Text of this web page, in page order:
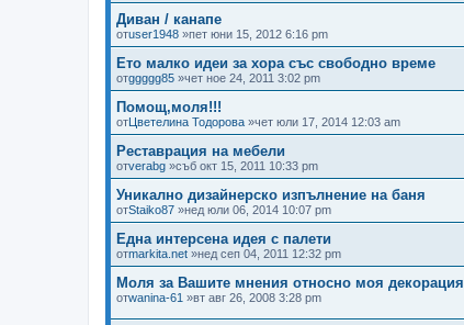
Диван / канапе
отuser1948 »пет юни 15, 2012 6:16 pm
Ето малко идеи за хора със свободно време
отggggg85 »чет ное 24, 2011 3:02 pm
Помощ,моля!!!
отЦветелина Тодорова »чет юли 17, 2014 12:03 am
Реставрация на мебели
отverabg »съб окт 15, 2011 10:33 pm
Уникално дизайнерско изпълнение на баня
отStaiko87 »нед юли 06, 2014 10:07 pm
Една интерсена идея с палети
отmarkita.net »нед сеп 04, 2011 12:32 pm
Моля за Вашите мнения относно моя декорация
отwanina-61 »вт авг 26, 2008 3:28 pm